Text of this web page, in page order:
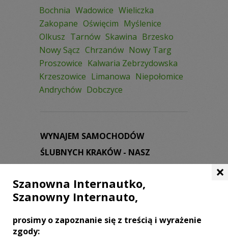
Bochnia Wadowice Wieliczka
Zakopane Oświęcim Myślenice
Olkusz Tarnów Skawina Brzesko
Nowy Sącz Chrzanów Nowy Targ
Proszowice Kalwaria Zebrzydowska
Krzeszowice Limanowa Niepołomice
Andrychów Dobczyce
WYNAJEM SAMOCHODÓW
ŚLUBNYCH KRAKÓW - NASZ
Wynajem samochodów ślubnych to
bardzo dobry pomysł dla wszystkich par
kościele lub Urzędzie Stanu Cywilnego.
×
Szanowna Internautko,
Szanowny Internauto,
prosimy o zapoznanie się z treścią i wyrażenie
zgody: